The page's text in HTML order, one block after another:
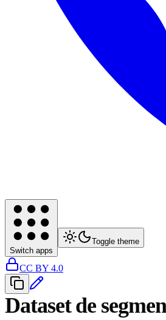
Switch apps
Toggle theme
CC BY 4.0
Dataset de